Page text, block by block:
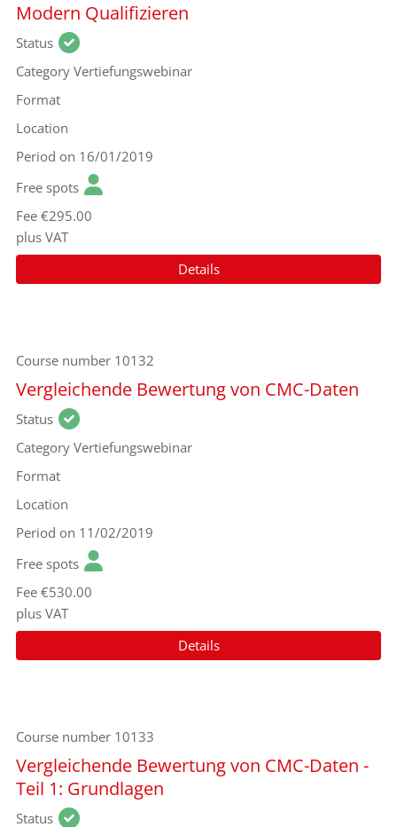
Modern Qualifizieren
Status
Category Vertiefungswebinar
Format
Location
Period on 16/01/2019
Free spots
Fee €295.00
plus VAT
Details
Course number 10132
Vergleichende Bewertung von CMC-Daten
Status
Category Vertiefungswebinar
Format
Location
Period on 11/02/2019
Free spots
Fee €530.00
plus VAT
Details
Course number 10133
Vergleichende Bewertung von CMC-Daten -
Teil 1: Grundlagen
Status